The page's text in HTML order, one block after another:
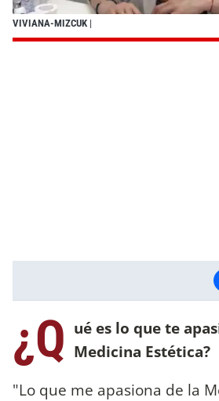
VIVIANA-MIZCUK |
¿Q ué es lo que te
Medicina Estética?
"Lo que me apasiona de la